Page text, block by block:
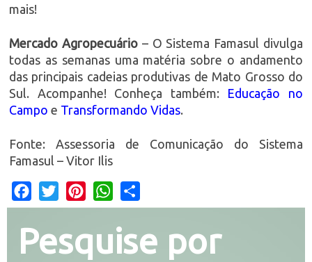
mais!
Mercado Agropecuário– O Sistema Famasul divulga
todas as semanas uma matéria sobre o andamento
das principais cadeias produtivas de Mato Grosso do
Sul. Acompanhe! Conheça também: Educação no
Campo e Transformando Vidas.
Fonte: Assessoria de Comunicação do Sistema
Famasul – Vitor Ilis
Facebook
Twitter PinterestWhatsApp
Pesquise por